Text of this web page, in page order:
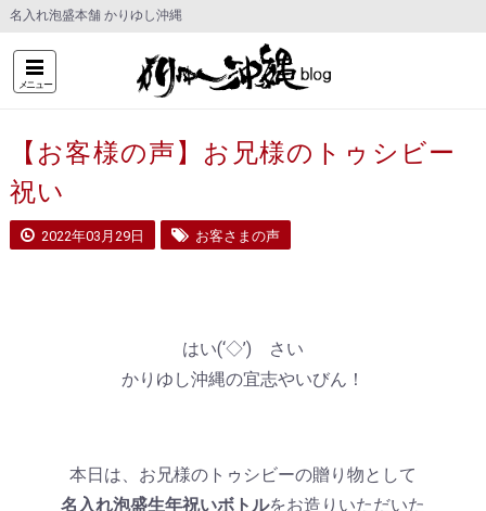
名入れ泡盛本舗 かりゆし沖縄
メニュー
【お客様の声】お兄様のトゥシビー
祝い
2022年03月29日 お客さまの声
はい(‘◇’)ゞさい
かりゆし沖縄の宜志やいびん！
本日は、お兄様のトゥシビーの贈り物として
名入れ泡盛生年祝いボトルをお造りいただいた